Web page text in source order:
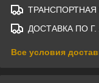
ДОСТАВКА ПО
Все условия